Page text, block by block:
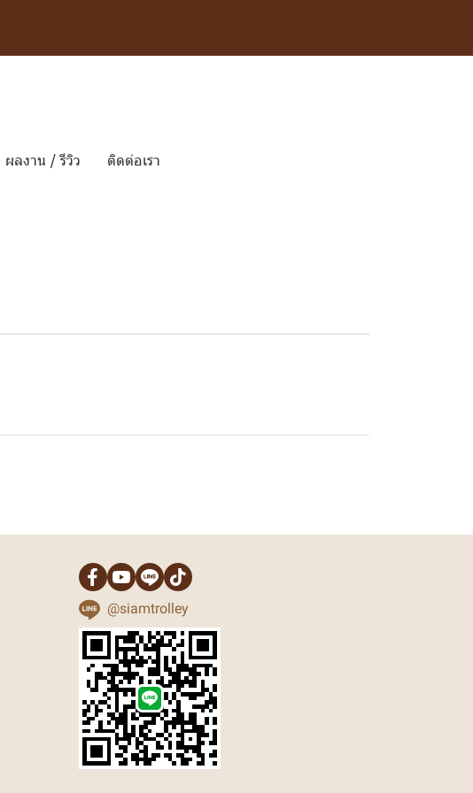
ผลงาน / รีวิว ติดต่อเรา
@siamtrolley